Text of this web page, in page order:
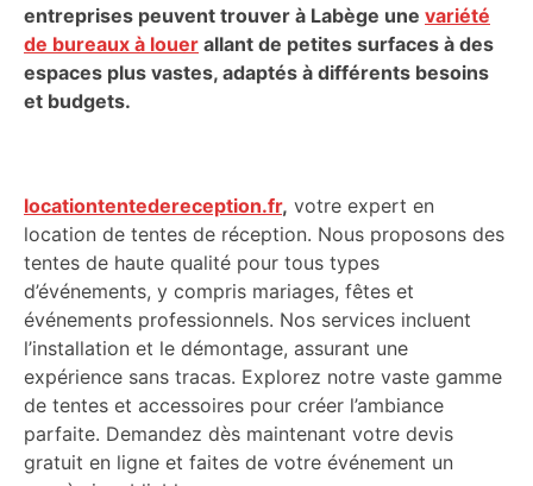
entreprises peuvent trouver à Labège une variété
de bureaux à louer allant de petites surfaces à des
espaces plus vastes, adaptés à différents besoins
et budgets.
locationtentedereception.fr, votre expert en
location de tentes de réception. Nous proposons des
tentes de haute qualité pour tous types
d’événements, y compris mariages, fêtes et
événements professionnels. Nos services incluent
l’installation et le démontage, assurant une
expérience sans tracas. Explorez notre vaste gamme
de tentes et accessoires pour créer l’ambiance
parfaite. Demandez dès maintenant votre devis
gratuit en ligne et faites de votre événement un